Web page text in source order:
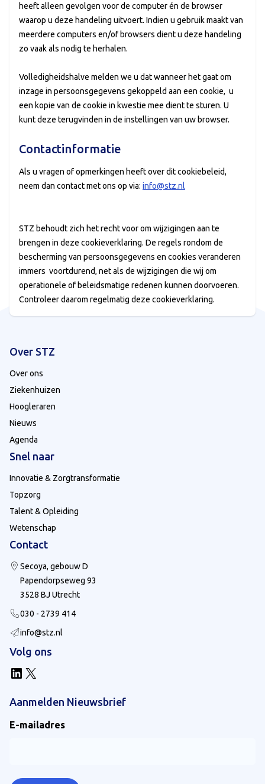
heeft alleen gevolgen voor de computer én de browser
waarop u deze handeling uitvoert. Indien u gebruik maakt van
meerdere computers en/of browsers dient u deze handeling
zo vaak als nodig te herhalen.
Volledigheidshalve melden we u dat wanneer het gaat om
inzage in persoonsgegevens gekoppeld aan een cookie, u
een kopie van de cookie in kwestie mee dient te sturen. U
kunt deze terugvinden in de instellingen van uw browser.
Contactinformatie
Als u vragen of opmerkingen heeft over dit cookiebeleid,
neem dan contact met ons op via: info@stz.nl
STZ behoudt zich het recht voor om wijzigingen aan te
brengen in deze cookieverklaring. De regels rondom de
bescherming van persoonsgegevens en cookies veranderen
immers voortdurend, net als de wijzigingen die wij om
operationele of beleidsmatige redenen kunnen doorvoeren.
Controleer daarom regelmatig deze cookieverklaring.
Over STZ
Over ons
Ziekenhuizen
Hoogleraren
Nieuws
Agenda
Snel naar
Innovatie & Zorgtransformatie
Topzorg
Talent & Opleiding
Wetenschap
Contact
Secoya, gebouw D
Papendorpseweg 93
3528 BJ Utrecht
030 - 2739 414
info@stz.nl
Volg ons
LinkedIn X
Aanmelden Nieuwsbrief
E-mailadres